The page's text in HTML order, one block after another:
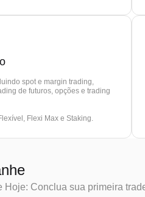
spot e margin trading,
de futuros, opções e trading
Flexi Max e Staking.
Hoje: Conclua sua primeira